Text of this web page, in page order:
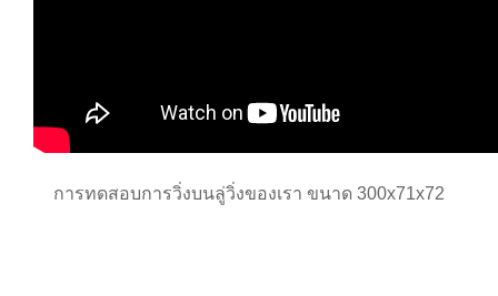
การทดสอบการวิ่งบนลู่วิ่งของเรา ขนาด 300x71x72